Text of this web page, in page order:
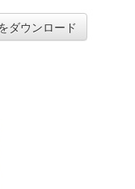
ダウンロード